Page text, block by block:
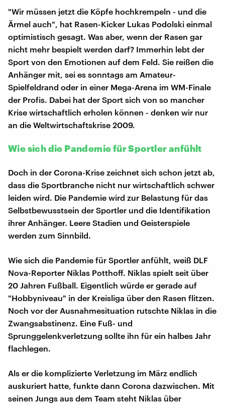
"Wir müssen jetzt die Köpfe hochkrempeln - und die
Ärmel auch", hat Rasen-Kicker Lukas Podolski einmal
optimistisch gesagt. Was aber, wenn der Rasen gar
nicht mehr bespielt werden darf? Immerhin lebt der
Sport von den Emotionen auf dem Feld. Sie reißen die
Anhänger mit, sei es sonntags am Amateur-
Spielfeldrand oder in einer Mega-Arena im WM-Finale
der Profis. Dabei hat der Sport sich von so mancher
Krise wirtschaftlich erholen können - denken wir nur
an die Weltwirtschaftskrise 2009.
Wie sich die Pandemie für Sportler anfühlt
Doch in der Corona-Krise zeichnet sich schon jetzt ab,
dass die Sportbranche nicht nur wirtschaftlich schwer
leiden wird. Die Pandemie wird zur Belastung für das
Selbstbewusstsein der Sportler und die Identifikation
ihrer Anhänger. Leere Stadien und Geisterspiele
werden zum Sinnbild.
Wie sich die Pandemie für Sportler anfühlt, weiß DLF
Nova-Reporter Niklas Potthoff. Niklas spielt seit über
20 Jahren Fußball. Eigentlich würde er gerade auf
"Hobbyniveau" in der Kreisliga über den Rasen flitzen.
Noch vor der Ausnahmesituation rutschte Niklas in die
Zwangsabstinenz. Eine Fuß- und
Sprunggelenkverletzung sollte ihn für ein halbes Jahr
flachlegen.
Als er die komplizierte Verletzung im März endlich
auskuriert hatte, funkte dann Corona dazwischen. Mit
seinen Jungs aus dem Team steht Niklas über